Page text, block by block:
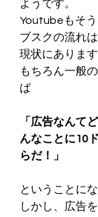
ようです。
Youtubeもそ
ブスクの流れ
現状にあります
もちろん一般
ば
「広告なんて
んなことに10
らだ！」
ということに
しかし、広告